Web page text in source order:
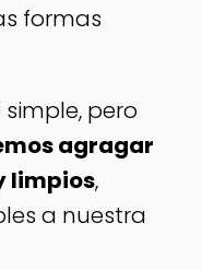
formas
pero
agragar
limpios,
a nuestra